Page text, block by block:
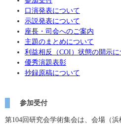
口演発表について
示説発表について
座長・司会へのご案内
主題のまとめについて
利益相反（COI）状態の開示に
優秀演題表彰
抄録原稿について
参加受付
第104回研究会学術集会は、会場（